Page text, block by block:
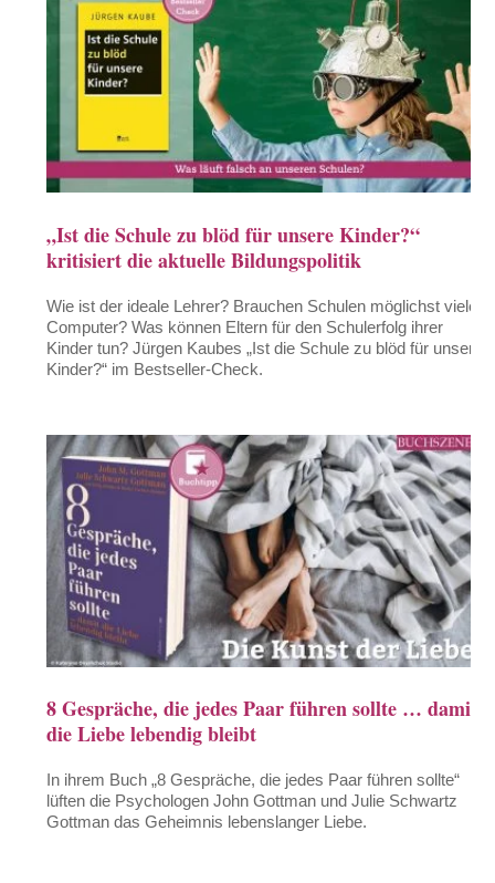
„Ist die Schule zu blöd für unsere Kinder?“
kritisiert die aktuelle Bildungspolitik
Wie ist der ideale Lehrer? Brauchen Schulen möglichst viele
Computer? Was können Eltern für den Schulerfolg ihrer
Kinder tun? Jürgen Kaubes „Ist die Schule zu blöd für unsere
Kinder?“ im Bestseller-Check.
8 Gespräche, die jedes Paar führen sollte … damit
die Liebe lebendig bleibt
In ihrem Buch „8 Gespräche, die jedes Paar führen sollte“
lüften die Psychologen John Gottman und Julie Schwartz
Gottman das Geheimnis lebenslanger Liebe.